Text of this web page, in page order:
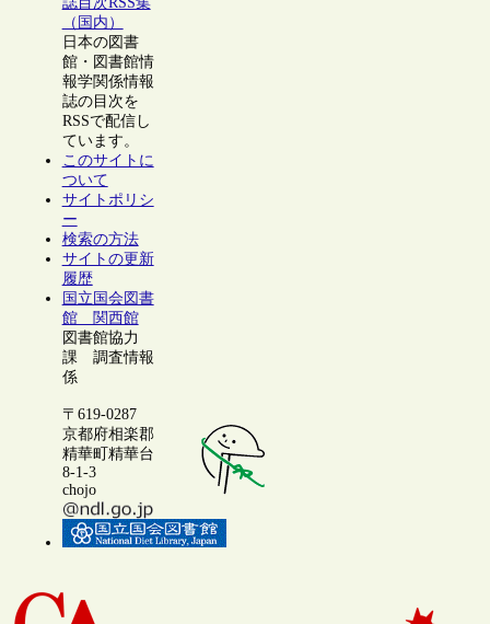
（国内）
日本の図書
館・図書館情
報学関係情報
誌の目次を
RSSで配信し
ています。
このサイトに
ついて
サイトポリシ
ー
検索の方法
サイトの更新
履歴
国立国会図書
館 関西館
図書館協力
課 調査情報
係
〒619-0287
京都府相楽郡
精華町精華台
8-1-3
chojo